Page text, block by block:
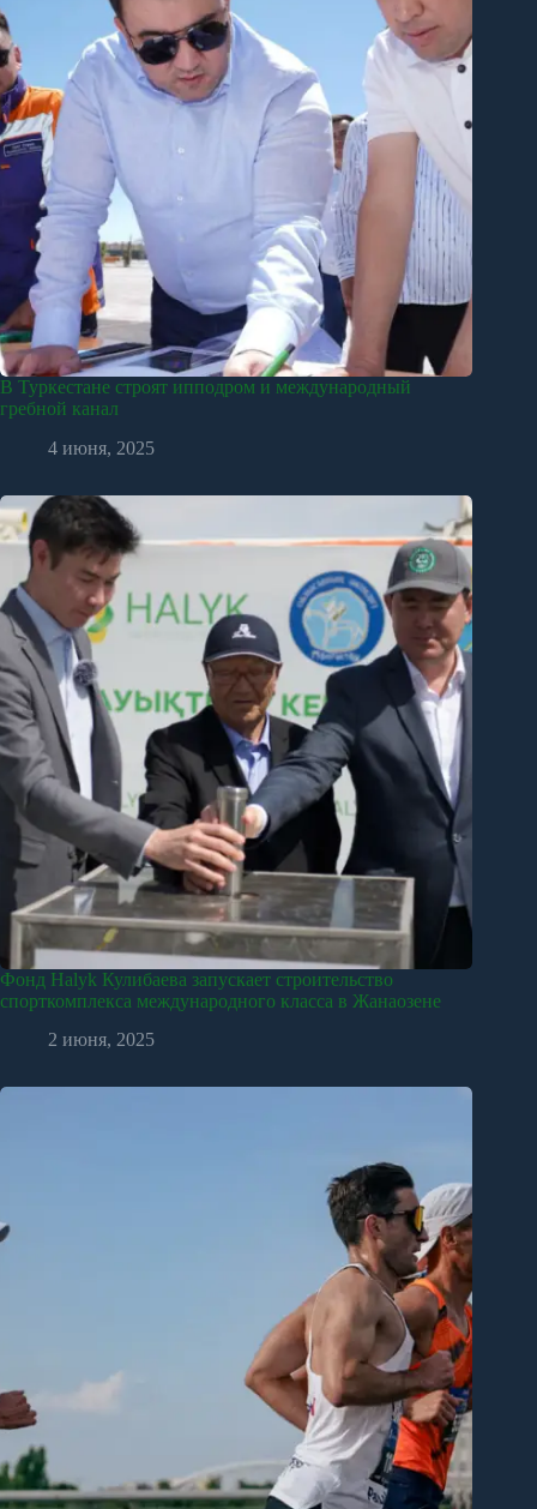
В Туркестане строят ипподром и международный
гребной канал
4 июня, 2025
Фонд Halyk Кулибаева запускает строительство
спорткомплекса международного класса в Жанаозене
2 июня, 2025